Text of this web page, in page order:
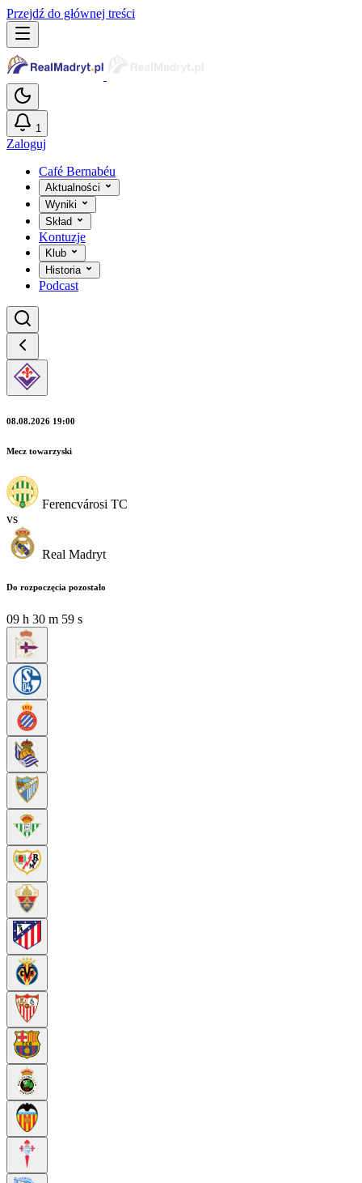
Przejdź do głównej treści
1
Zaloguj
Café Bernabéu
Aktualności
Wyniki
Skład
Kontuzje
Klub
Historia
Podcast
08.08.2026 19:00
Mecz towarzyski
Ferencvárosi TC
vs
Real Madryt
Do rozpoczęcia pozostało
09 h 30 m 58 s